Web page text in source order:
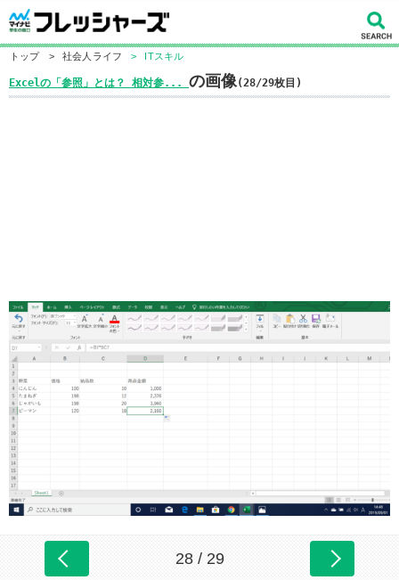
トップ > 社会人ライフ > ITスキル
Excelの「参照」とは？ 相対参... の画像(28/29枚目)
28 / 29